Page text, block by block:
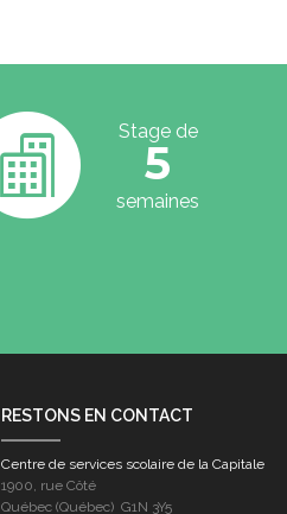
Stage de
5
semaines
RESTONS EN CONTACT
Centre de services scolaire de la Capitale
1900, rue Côté
Québec (Québec) G1N 3Y5